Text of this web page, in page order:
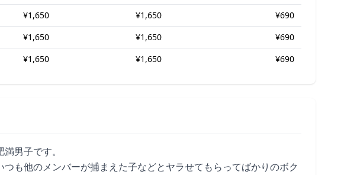
¥1,650 ¥1,650
¥690
¥1,650 ¥1,650
¥690
¥1,650 ¥1,650 ¥690
男子です。
も他のメンバーが捕まえた子などとヤラせてもらってばかりのボク